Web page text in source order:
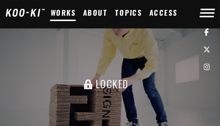
WORKS ABOUT TOPICS ACCESS
LOCKED